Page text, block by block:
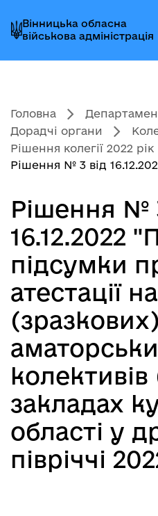
до
головного
меню
до
головного
вмісту
до
головного
колонтитула
Вінницька обласна
військова адміністрація
Головна
Дорадчі органи
Рішення колегії 2022 рік
Рішення № 3 від
Рішення №
16.12.2022
підсумки
атестації
(зразкових)
колективів
закладах
області у
півріччі